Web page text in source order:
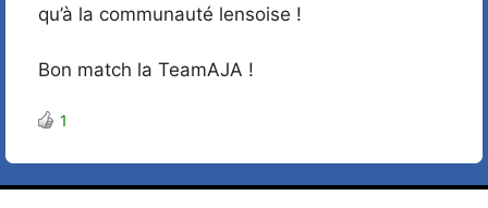
qu’à la communauté lensoise !
Bon match la TeamAJA !
1